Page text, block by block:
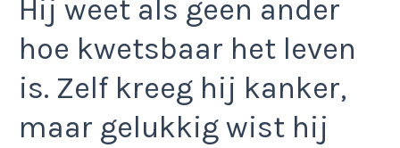
Hij weet als geen ander
hoe kwetsbaar het leven
is. Zelf kreeg hij kanker,
maar gelukkig wist hij